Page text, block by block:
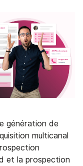
génération de
multicanal
et la prospection